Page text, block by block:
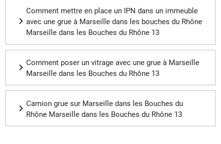
Comment mettre en place un IPN dans un immeuble
avec une grue à Marseille dans les bouches du Rhône
Marseille dans les Bouches du Rhône 13
Comment poser un vitrage avec une grue à Marseille
Marseille dans les Bouches du Rhône 13
Camion grue sur Marseille dans les Bouches du
Rhône Marseille dans les Bouches du Rhône 13